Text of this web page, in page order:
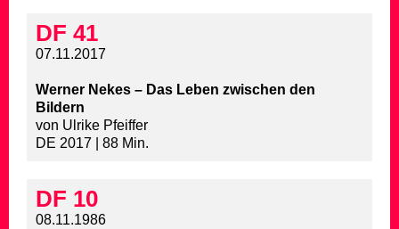
DF 41
07.11.2017
Werner Nekes – Das Leben zwischen den
Bildern
von Ulrike Pfeiffer
DE 2017 | 88 Min.
DF 10
08.11.1986